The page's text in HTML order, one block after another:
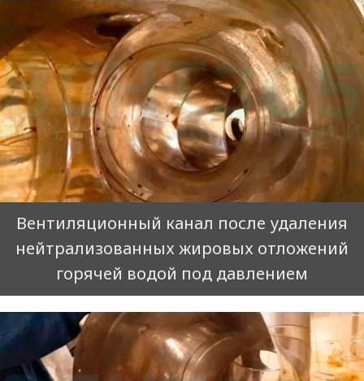
Вентиляционный канал после удаления
нейтрализованных жировых отложений
горячей водой под давлением